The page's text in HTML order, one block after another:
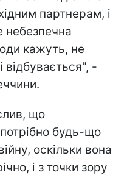
партнерам, і
небезпечна
кажуть, не
відбувається", -
що
будь-що
оскільки вона
і з точки зору